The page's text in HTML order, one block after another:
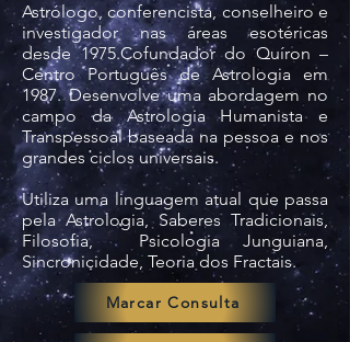
Astrólogo, conferencista, conselheiro e
investigador nas áreas esotéricas
desde 1975.Cofundador do Quíron –
Centro Português de Astrologia em
1987​. Desenvolve uma abordagem no
campo da Astrologia Humanista e
Transpessoal baseada na pessoa e nos
grandes ciclos universais.
Utiliza uma linguagem atual que passa
pela Astrologia, Saberes Tradicionais,
Filosofia, Psicologia Junguiana,
Sincronicidade, Teoria dos Fractais.
Marcar Consulta